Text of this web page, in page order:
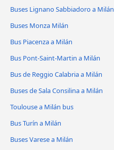
Buses Lignano Sabbiadoro a Milán
Buses Monza Milán
Bus Piacenza a Milán
Bus Pont-Saint-Martin a Milán
Bus de Reggio Calabria a Milán
Buses de Sala Consilina a Milán
Toulouse a Milán bus
Bus Turín a Milán
Buses Varese a Milán